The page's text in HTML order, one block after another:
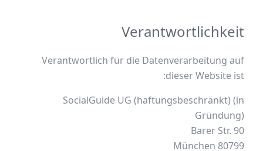
Verantwortlichkeit
Verantwortlich für die Datenverarbeitung auf
dieser Website ist:
SocialGuide UG (haftungsbeschränkt) (in
80799 München